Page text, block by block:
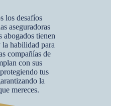
los desafíos
aseguradoras
abogados tienen
habilidad para
compañías de
con sus
tus
la
mereces.